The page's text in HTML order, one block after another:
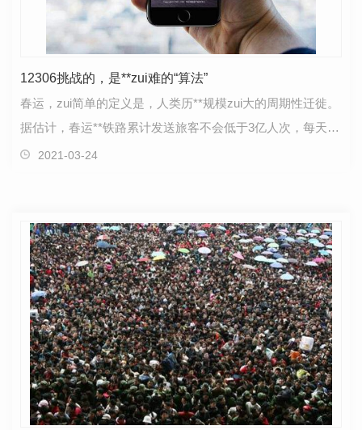
12306挑战的，是**zui难的“算法”
春运，zui简单的定义是，人类历**规模zui大的周期性迁徙。
据估计，春运**铁路累计发送旅客不会低于3亿人次，每天不
少于1000万人次，相当于每天有一个葡萄牙或一个…
2021-03-24